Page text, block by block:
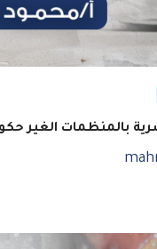
بالمنظمات الغير